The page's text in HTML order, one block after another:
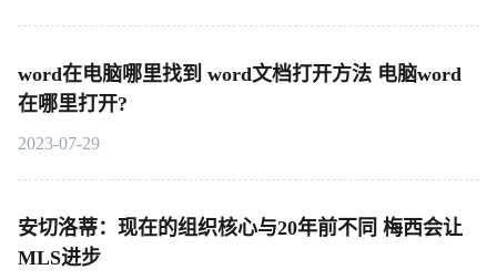
word在电脑哪里找到 word文档打开方法 电脑word
在哪里打开?
2023-07-29
安切洛蒂：现在的组织核心与20年前不同 梅西会让
MLS进步